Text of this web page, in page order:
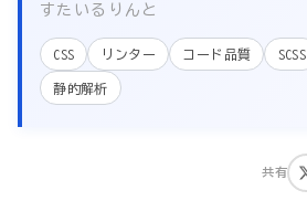
すたいるりんと
CSS リンター コード品質 SCSS
静的解析
共有